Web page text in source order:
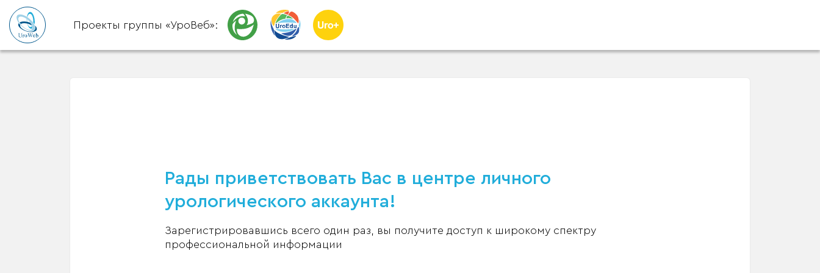
Проекты группы «УроВеб»:
Рады приветствовать Вас в центре личного
урологического аккаунта!
Зарегистрировавшись всего один раз, вы получите доступ к широкому спектру
профессиональной информации